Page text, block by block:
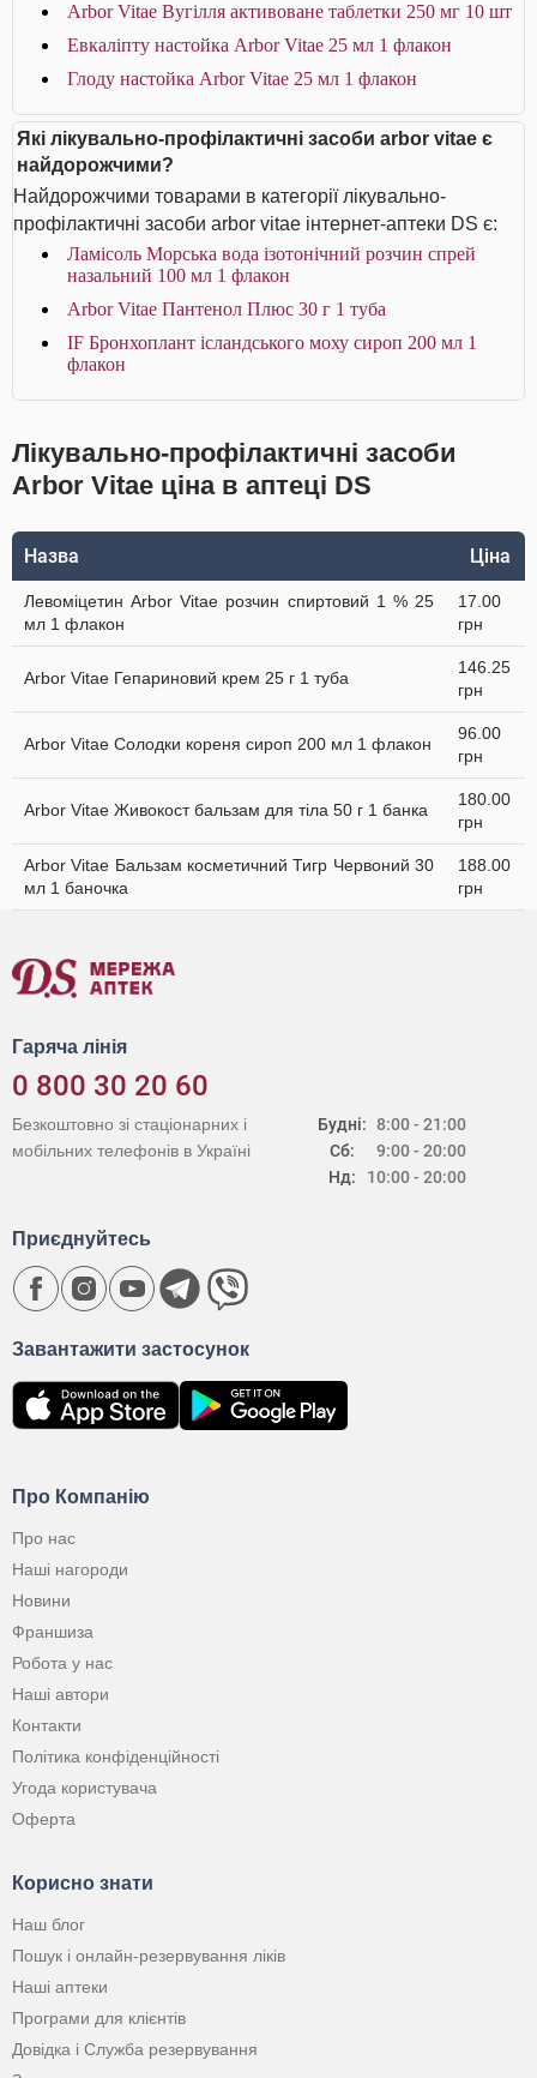
Arbor Vitae Вугілля активоване таблетки 250 мг 10 шт
Евкаліпту настойка Arbor Vitae 25 мл 1 флакон
Глоду настойка Arbor Vitae 25 мл 1 флакон
Які лікувально-профілактичні засоби arbor vitae є
найдорожчими?
Найдорожчими товарами в категорії лікувально-
профілактичні засоби arbor vitae інтернет-аптеки DS є:
Ламісоль Морська вода ізотонічний розчин спрей
назальний 100 мл 1 флакон
Arbor Vitae Пантенол Плюс 30 г 1 туба
IF Бронхоплант ісландського моху сироп 200 мл 1
флакон
Лікувально-профілактичні засоби
Arbor Vitae ціна в аптеці DS
Назва Ціна
Левоміцетин Arbor Vitae розчин спиртовий 1 % 25
мл 1 флакон
17.00
грн
Arbor Vitae Гепариновий крем 25 г 1 туба
146.25
грн
Arbor Vitae Солодки кореня сироп 200 мл 1 флакон
96.00
грн
Arbor Vitae Живокост бальзам для тіла 50 г 1 банка
180.00
грн
Arbor Vitae Бальзам косметичний Тигр Червоний 30
мл 1 баночка
188.00
грн
Гаряча лінія
0 800 30 20 60
Будні:
Сб:
Нд:
8:00 - 21:00
9:00 - 20:00
10:00 - 20:00
Безкоштовно зі стаціонарних і
мобільних телефонів в Україні
Про Компанію
Про нас
Наші нагороди
Новини
Франшиза
Робота у нас
Наші автори
Контакти
Політика конфіденційності
Угода користувача
Оферта
Корисно знати
Наш блог
Пошук і онлайн-резервування ліків
Наші аптеки
Програми для клієнтів
Довідка і Служба резервування
Завантажити застосунок
Приєднуйтесь